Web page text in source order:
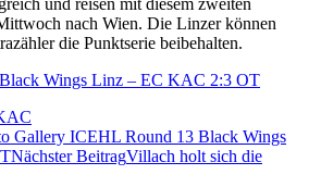
und reisen mit diesem zweiten
nach Wien. Die Linzer können
die Punktserie beibehalten.
Wings Linz – EC KAC 2:3 OT
Gallery ICEHL Round 13 Black Wings
Nächster BeitragVillach holt sich die